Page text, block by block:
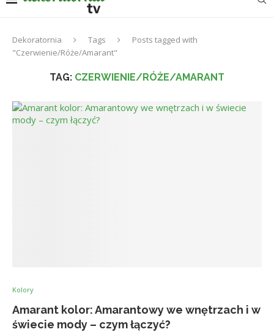
Dekoratornia Tags
Posts tagged with
"Czerwienie/Róże/Amarant"
TAG: CZERWIENIE/RÓŻE/AMARANT
Kolory
Amarant kolor: Amarantowy we wnętrzach i w
świecie mody – czym łączyć?